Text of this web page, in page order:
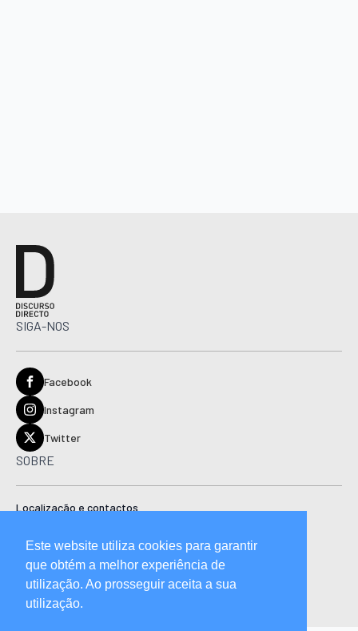
SIGA-NOS
Facebook
Instagram
Twitter
SOBRE
Localização e contactos
Ficha técnica
Manual de boas práticas editoriais e código de conduta
Este website utiliza cookies para garantir
que obtém a melhor experiência de
utilização. Ao prosseguir aceita a sua
utilização.